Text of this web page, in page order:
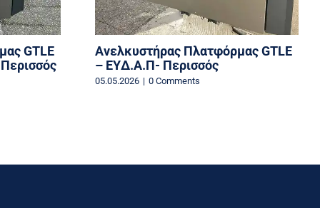
GTLE
Ανελκυστήρας Πλατφόρμας GTLE
– EYΔ.Α.Π- Περισσός
05.05.2026 | 0 Comments